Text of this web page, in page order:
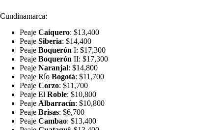
Cundinamarca:
Peaje Caiquero: $13,400
Peaje Siberia: $14,400
Peaje Boquerón I: $17,300
Peaje Boquerón II: $17,300
Peaje Naranjal: $14,800
Peaje Río Bogotá: $11,700
Peaje Corzo: $11,700
Peaje El Roble: $10,800
Peaje Albarracín: $10,800
Peaje Brisas: $6,700
Peaje Cambao: $13,400